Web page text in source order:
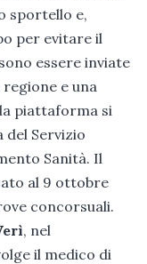
sportello e,
per evitare il
essere inviate
e una
piattaforma si
del Servizio
Sanità. Il
al 9 ottobre
concorsuali.
, nel
il medico di